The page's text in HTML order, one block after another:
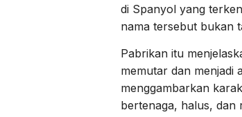
di Spanyol yang
nama tersebut bukan
Pabrikan itu
memutar dan menjadi
menggambarkan
bertenaga, halus, dan